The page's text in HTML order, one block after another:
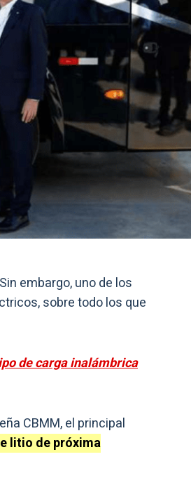
Sin embargo, uno de los
sobre todo los que
de carga inalámbrica
CBMM, el principal
litio de próxima